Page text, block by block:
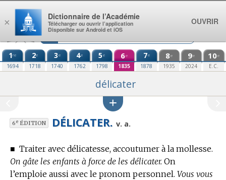
Aller au contenu
1re
1694
2e
1718
3e
1740
4e
1762
5e
1798
6e
1835
7e
1878
8e
1935
9e
2024
10e
E.C.
délicater
6eÉDITION DÉLICATER. v. a.
■ Traiter avec délicatesse, accoutumer à la mollesse.
On gâte les enfants à force de les délicater. On
l’emploie aussi avec le pronom personnel. Vous vous
×
Dictionnaire de l’Académie
Télécharger ou ouvrir l’application
Disponible sur Android et iOS
OUVRIR